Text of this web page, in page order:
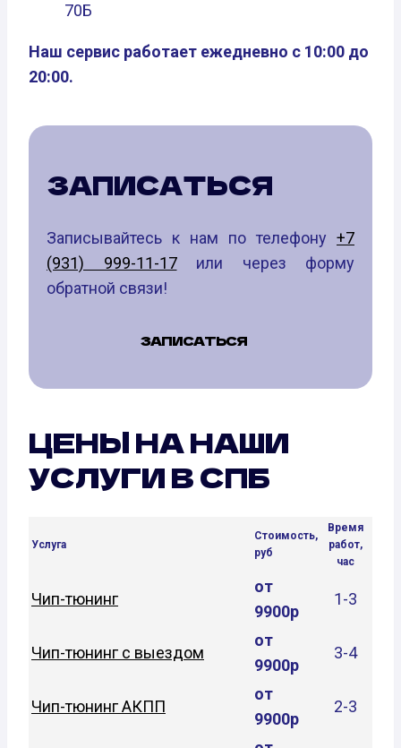
70Б
Наш сервис работает ежедневно с 10:00 до
20:00.
ЗАПИСАТЬСЯ
Записывайтесь к нам по телефону +7
(931) 999-11-17или через форму
обратной связи!
ЗАПИСАТЬСЯ
ЦЕНЫ НА НАШИ
УСЛУГИ В СПБ
Услуга
Стоимость,
руб
Время
работ,
час
Чип-тюнинг
от
9900р
1-3
Чип-тюнинг с выездом
от
9900р
3-4
Чип-тюнинг АКПП
от
9900р
2-3